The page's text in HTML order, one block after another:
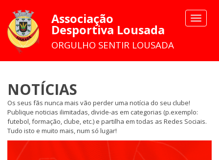
Toggle
Associação
Desportiva Lousada
ORGULHO SENTIR LOUSADA
NOTÍCIAS
Os seus fãs nunca mais vão perder uma notícia do seu clube!
Publique noticias ilimitadas, divide-as em categorias (p.exemplo:
futebol, formação, clube, etc.) e partilha em todas as Redes Sociais.
Tudo isto e muito mais, num só lugar!